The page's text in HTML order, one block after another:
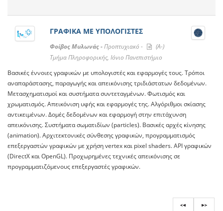
ΓΡΑΦΙΚΑ ΜΕ ΥΠΟΛΟΓΙΣΤΕΣ
Φοίβος Μυλωνάς -Προπτυχιακό -
(A-)
Τμήμα Πληροφορικής, Ιόνιο Πανεπιστήμιο
Βασικές έννοιες γραφικών με υπολογιστές και εφαρμογές τους. Τρόποι
αναπαράστασης, παραγωγής και απεικόνισης τριδιάστατων δεδομένων.
Μετασχηματισμοί και συστήματα συντεταγμένων. Φωτισμός και
χρωματισμός. Απεικόνιση υφής και εφαρμογές της. Αλγόριθμοι σκίασης
αντικειμένων. Δομές δεδομένων και εφαρμογή στην επιτάχυνση
απεικόνισης. Συστήματα σωματιδίων (particles). Βασικές αρχές κίνησης
(animation). Αρχιτεκτονικές σύνθεσης γραφικών, προγραμματισμός
επεξεργαστών γραφικών με χρήση vertex και pixel shaders. API γραφικών
(DirectX και OpenGL). Προχωρημένες τεχνικές απεικόνισης σε
προγραμματιζόμενους επεξεργαστές γραφικών.